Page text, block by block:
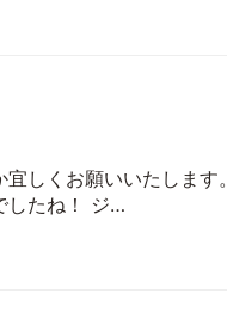
しくお願いいたします。
したね！ ジ…